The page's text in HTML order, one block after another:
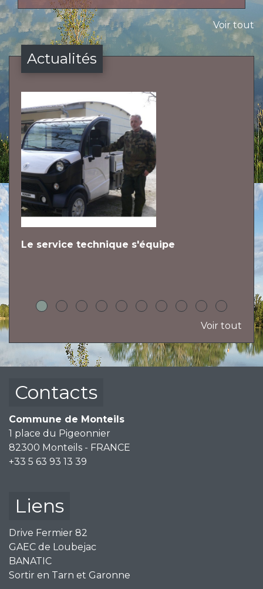
Voir tout
Actualités
Le service technique s'équipe
Voir tout
Contacts
Commune de Monteils
1 place du Pigeonnier
82300 Monteils - FRANCE
+33 5 63 93 13 39
Liens
Drive Fermier 82
GAEC de Loubejac
BANATIC
Sortir en Tarn et Garonne